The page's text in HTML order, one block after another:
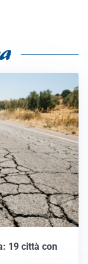
19 città con